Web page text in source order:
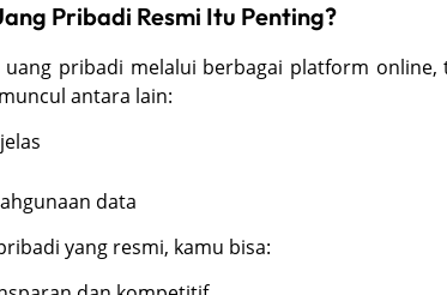
Pribadi Resmi Itu Penting?
pribadi melalui berbagai platform online,
antara lain:
data
yang resmi, kamu bisa: